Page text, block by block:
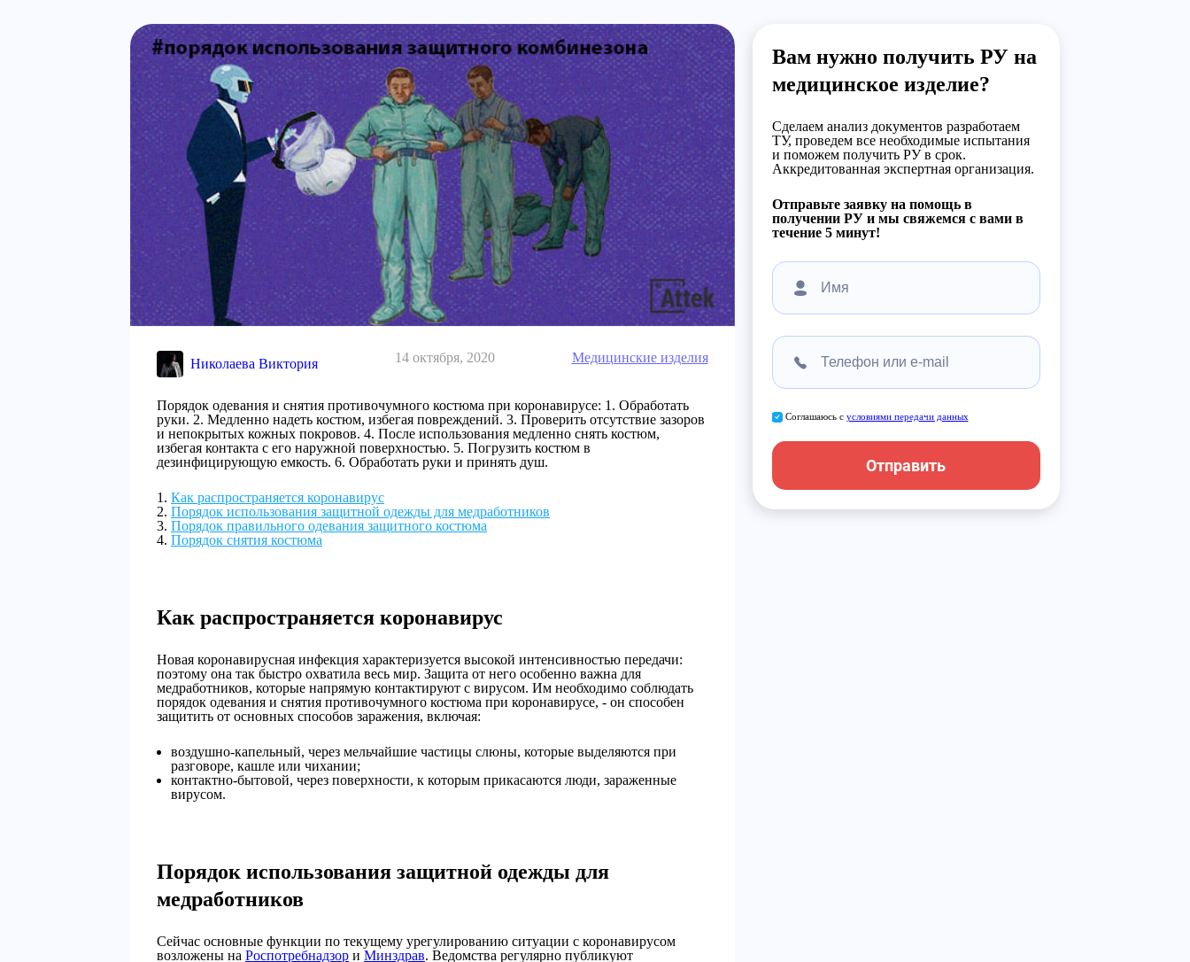
Николаева Виктория 14 октября, 2020 Медицинские изделия
Порядок одевания и снятия противочумного костюма при коронавирусе: 1. Обработать
руки. 2. Медленно надеть костюм, избегая повреждений. 3. Проверить отсутствие зазоров
и непокрытых кожных покровов. 4. После использования медленно снять костюм,
избегая контакта с его наружной поверхностью. 5. Погрузить костюм в
дезинфицирующую емкость. 6. Обработать руки и принять душ.
Как распространяется коронавирус
Порядок использования защитной одежды для медработников
Порядок правильного одевания защитного костюма
Порядок снятия костюма
Как распространяется коронавирус
Новая коронавирусная инфекция характеризуется высокой интенсивностью передачи:
поэтому она так быстро охватила весь мир. Защита от него особенно важна для
медработников, которые напрямую контактируют с вирусом. Им необходимо соблюдать
порядок одевания и снятия противочумного костюма при коронавирусе, - он способен
защитить от основных способов заражения, включая:
воздушно-капельный, через мельчайшие частицы слюны, которые выделяются при
разговоре, кашле или чихании;
контактно-бытовой, через поверхности, к которым прикасаются люди, зараженные
вирусом.
Порядок использования защитной одежды для
медработников
Сейчас основные функции по текущему урегулированию ситуации с коронавирусом
возложены на Роспотребнадзор и Минздрав. Ведомства регулярно публикуют
Вам нужно получить РУ на
медицинское изделие?
Сделаем анализ документов разработаем
ТУ, проведем все необходимые испытания
и поможем получить РУ в срок.
Аккредитованная экспертная организация.
Отправьте заявку на помощь в
получении РУ и мы свяжемся с вами в
течение 5 минут!
Соглашаюсь с условиями передачи данных
Отправить